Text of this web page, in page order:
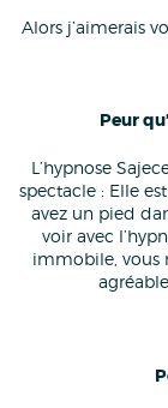
Alors j’aimerais
Peur
L’hypnose
spectacle : Elle
avez un pied
voir avec
immobile, vous